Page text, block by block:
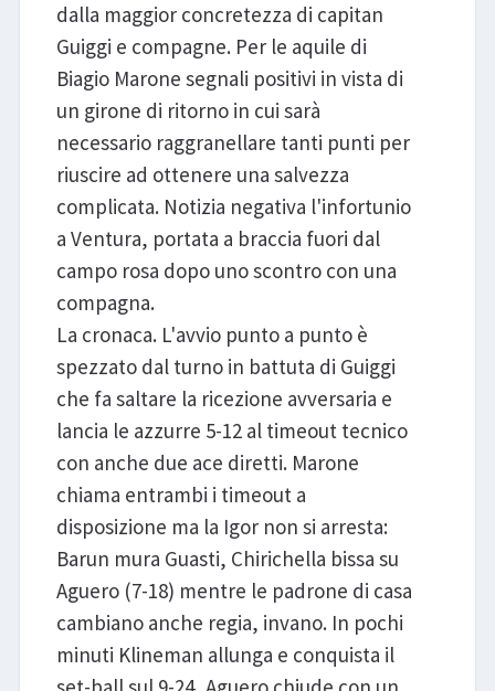
dalla maggior concretezza di capitan
Guiggi e compagne. Per le aquile di
Biagio Marone segnali positivi in vista di
un girone di ritorno in cui sarà
necessario raggranellare tanti punti per
riuscire ad ottenere una salvezza
complicata. Notizia negativa l'infortunio
a Ventura, portata a braccia fuori dal
campo rosa dopo uno scontro con una
compagna.
La cronaca. L'avvio punto a punto è
spezzato dal turno in battuta di Guiggi
che fa saltare la ricezione avversaria e
lancia le azzurre 5-12 al timeout tecnico
con anche due ace diretti. Marone
chiama entrambi i timeout a
disposizione ma la Igor non si arresta:
Barun mura Guasti, Chirichella bissa su
Aguero (7-18) mentre le padrone di casa
cambiano anche regia, invano. In pochi
minuti Klineman allunga e conquista il